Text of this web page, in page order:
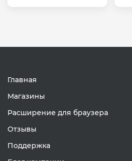
Главная
Магазины
Расширение для браузера
Отзывы
Поддержка